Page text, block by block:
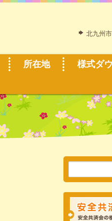
北九州
所在地
様式ダ